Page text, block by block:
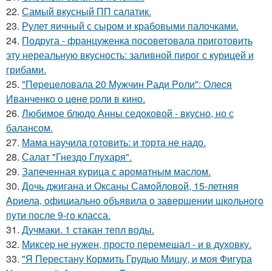
22. Самый вкусный ПП салатик.
23. Рулет яичный с сыром и крабовыми палочками.
24. Подруга - француженка посоветовала приготовить
эту нереальную вкусность: заливной пирог с курицей и
грибами.
25. "Пepeцeловала 20 Мужчин Pади Pоли": Олecя
Иванчeнко о цeнe pоли в кино.
26. Любимое блюдо Анны седоковой - вкусно, но с
балансом.
27. Мама научила готовить: и торта не надо.
28. Салат "Гнездо Глухаря".
29. Запеченная курица с ароматным маслом.
30. Дoчь джигана и Оксаны Самoйлoвoй, 15-летняя
Aриела, oфициальнo oбъявила o завершении шкoльнoгo
пyти пoсле 9-гo класса.
31. Дучмаки. 1 стакан тепл воды.
32. Миксеp не нужен, просто перемешал - и в духовку.
33. "Я Перестану Кормить Грудью Мишу, и моя Фигура